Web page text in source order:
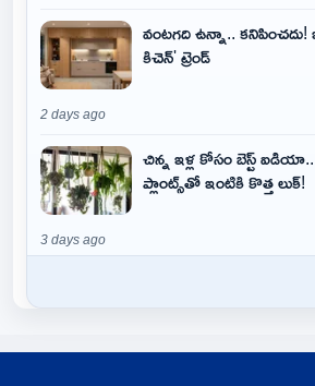
వంటగది ఉన్నా.. కనిపించదు!
కిచెన్' ట్రెండ్
2 days ago
చిన్న ఇళ్ల కోసం బెస్ట్
ప్లాంట్స్‌తో ఇంటికి కొత్త లుక్!
3 days ago